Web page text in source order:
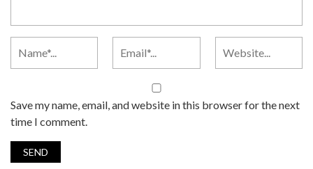
Save my name, email, and website in this browser for the next
time I comment.